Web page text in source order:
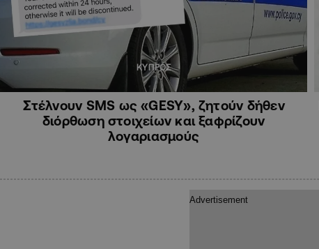
ΚΥΠΡΟΣ
Στέλνουν SMS ως «GESY», ζητούν δήθεν
διόρθωση στοιχείων και ξαφρίζουν
λογαριασμούς